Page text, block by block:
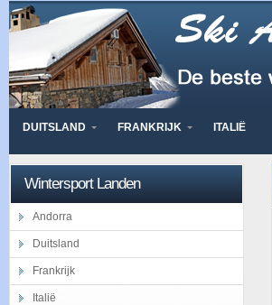
DUITSLAND FRANKRIJK ITALIË
Wintersport Landen
Andorra
Duitsland
Frankrijk
Italië